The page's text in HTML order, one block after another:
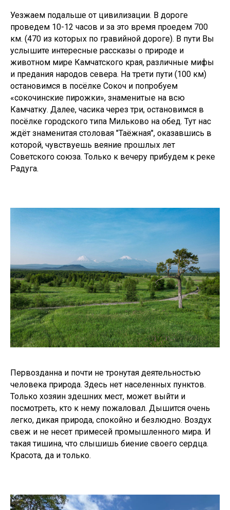
Уезжаем подальше от цивилизации. В дороге
проведем 10-12 часов и за это время проедем 700
км. (470 из которых по гравийной дороге). В пути Вы
услышите интересные рассказы о природе и
животном мире Камчатского края, различные мифы
и предания народов севера. На трети пути (100 км)
остановимся в посёлке Сокоч и попробуем
«сокочинские пирожки», знаменитые на всю
Камчатку. Далее, часика через три, остановимся в
посёлке городского типа Мильково на обед. Тут нас
ждёт знаменитая столовая "Таёжная", оказавшись в
которой, чувствуешь веяние прошлых лет
Советского союза. Только к вечеру прибудем к реке
Радуга.
Первозданна и почти не тронутая деятельностью
человека природа. Здесь нет населенных пунктов.
Только хозяин здешних мест, может выйти и
посмотреть, кто к нему пожаловал. Дышится очень
легко, дикая природа, спокойно и безлюдно. Воздух
свеж и не несет примесей промышленного мира. И
такая тишина, что слышишь биение своего сердца.
Красота, да и только.